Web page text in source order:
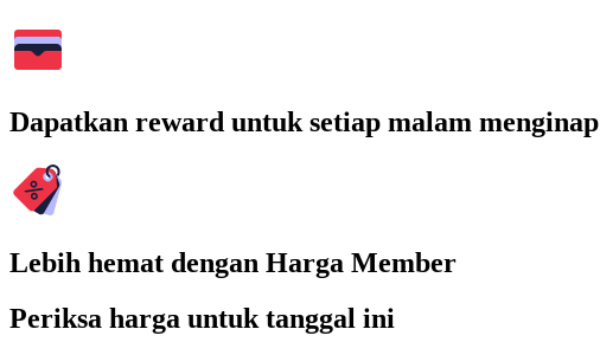
Dapatkan reward untuk setiap malam menginap
Lebih hemat dengan Harga Member
Periksa harga untuk tanggal ini